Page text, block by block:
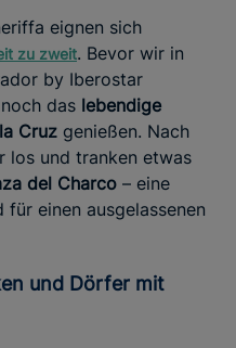
eignen sich
zu zweit. Bevor wir in
by Iberostar
das lebendige
Cruz genießen. Nach
los und tranken etwas
del Charco – eine
einen ausgelassenen